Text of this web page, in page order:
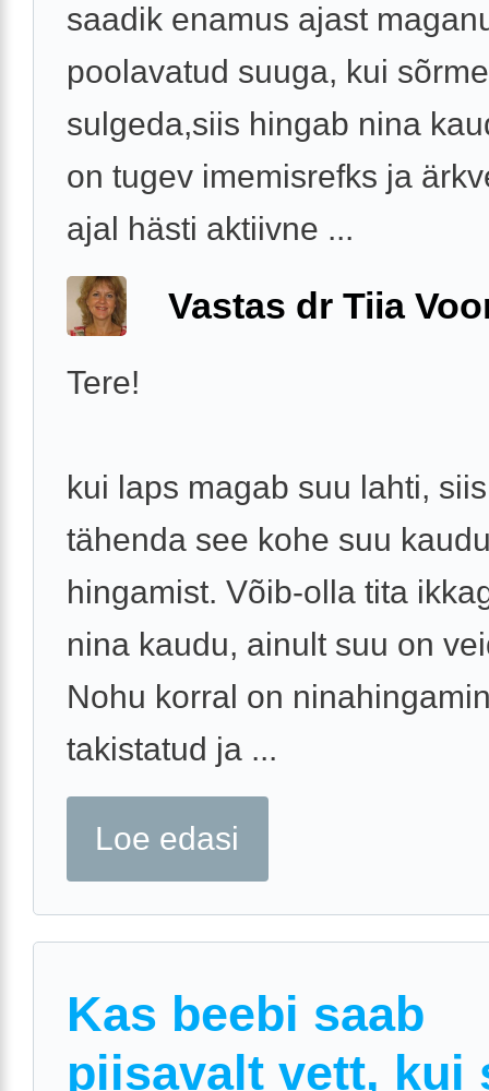
saadik enamus ajast
poolavatud suuga, kui
sulgeda,siis hingab nina
on tugev imemisrefks ja
ajal hästi aktiivne ...
Vastas dr Tiia
Tere!
kui laps magab suu lahti,
tähenda see kohe suu
hingamist. Võib-olla tita
nina kaudu, ainult suu on
Nohu korral on
takistatud ja ...
Loe edasi
Kas beebi saab
piisavalt vett, kui